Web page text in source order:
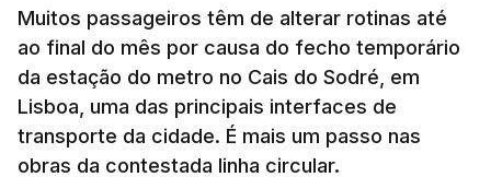
perderam grande parte da humidade.
Houve também uma “diminuição significativa de
caudais de rios, incluindo rios como o Sena, o
Reno e o Danúbio” que teveimpacto no
abastecimento de água, irrigação e na produção
Muitos passageiros têm de alterar rotinas até
ao final do mês por causa do fecho temporário
da estação do metro no Cais do Sodré, em
Lisboa, uma das principais interfaces de
transporte da cidade. É mais um passo nas
obras da contestada linha circular.